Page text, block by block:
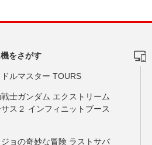
をさがす
ルマスター TOURS
士ガンダム エクストリーム
ス２ インフィニットブース
ョの奇妙な冒険 ラストサバ